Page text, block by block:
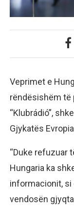
Veprimet e
rëndësishëm të
“Klubrádió”,
Gjykatës
“Duke refuzuar
Hungaria ka
informacionit, si
vendosën